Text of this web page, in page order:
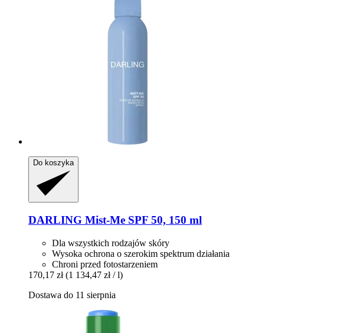
Do koszyka
DARLING Mist-​Me SPF 50, 150 ml
Dla wszystkich rodzajów skóry
Wysoka ochrona o szerokim spektrum działania
Chroni przed fotostarzeniem
170,17 zł (1 134,47 zł / l)
Dostawa do 11 sierpnia